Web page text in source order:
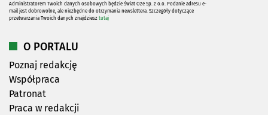
Administratorem Twoich danych osobowych będzie Świat Oze Sp. z o.o. Podanie adresu e-
mail jest dobrowolne, ale niezbędne do otrzymania newslettera. Szczegóły dotyczące
przetwarzania Twoich danych znajdziesz tutaj
O PORTALU
Poznaj redakcję
Współpraca
Patronat
Praca w redakcji